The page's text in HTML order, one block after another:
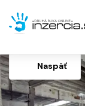
Naspäť